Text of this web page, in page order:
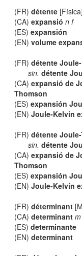
(FR)détente [Física]
(CA)expansió n f
(ES)expansión
(EN)volume
(FR)détente
sin. détente
(CA)expansió de
Thomson
(ES)expansión
(EN)Joule-Kelvin
(FR)détente
sin. détente
(CA)expansió de
Thomson
(ES)expansión
(EN)Joule-Kelvin
(FR)déterminant
(CA)determinant m
(ES)determinante
(EN)determinant